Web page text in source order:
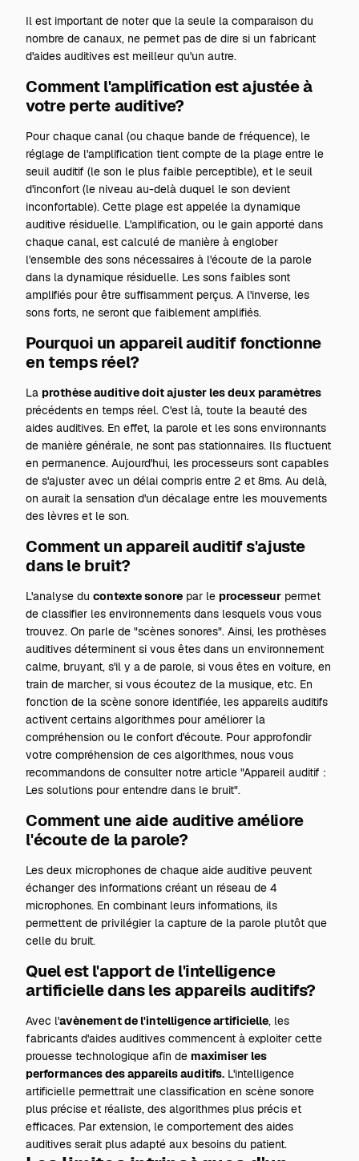
Il est important de noter que la seule la comparaison du
nombre de canaux, ne permet pas de dire si un fabricant
d'aides auditives est meilleur qu'un autre.
Comment l'amplification est ajustée à
votre perte auditive?
Pour chaque canal (ou chaque bande de fréquence), le
réglage de l'amplification tient compte de la plage entre le
seuil auditif (le son le plus faible perceptible), et le seuil
d'inconfort (le niveau au-delà duquel le son devient
inconfortable). Cette plage est appelée la dynamique
auditive résiduelle. L'amplification, ou le gain apporté dans
chaque canal, est calculé de manière à englober
l'ensemble des sons nécessaires à l'écoute de la parole
dans la dynamique résiduelle. Les sons faibles sont
amplifiés pour être suffisamment perçus. A l'inverse, les
sons forts, ne seront que faiblement amplifiés.
Pourquoi un appareil auditif fonctionne
en temps réel?
La prothèse auditive doit ajuster les deux paramètres
précédents en temps réel. C'est là, toute la beauté des
aides auditives. En effet, la parole et les sons environnants
de manière générale, ne sont pas stationnaires. Ils fluctuent
en permanence. Aujourd'hui, les processeurs sont capables
de s'ajuster avec un délai compris entre 2 et 8ms. Au delà,
on aurait la sensation d'un décalage entre les mouvements
des lèvres et le son.
Comment un appareil auditif s'ajuste
dans le bruit?
L'analyse ducontexte sonore par le processeur permet
de classifier les environnements dans lesquels vous vous
trouvez. On parle de "scènes sonores". Ainsi, les prothèses
auditives déterminent si vous êtes dans un environnement
calme, bruyant, s'il y a de parole, si vous êtes en voiture, en
train de marcher, si vous écoutez de la musique, etc. En
fonction de la scène sonore identifiée, les appareils auditifs
activent certains algorithmes pour améliorer la
compréhension ou le confort d'écoute. Pour approfondir
votre compréhension de ces algorithmes, nous vous
recommandons de consulter notre article"Appareil auditif :
Les solutions pour entendre dans le bruit".
Comment une aide auditive améliore
l'écoute de la parole?
Les deux microphones de chaque aide auditive peuvent
échanger des informations créant un réseau de 4
microphones. En combinant leurs informations, ils
permettent de privilégier la capture de la parole plutôt que
celle du bruit.
Quel est l'apport de l'intelligence
artificielle dans les appareils auditifs?
Avec l'avènement de l'intelligence artificielle, les
fabricants d'aides auditives commencent à exploiter cette
prouesse technologique afin de maximiser les
performances des appareils auditifs. L'intelligence
artificielle permettrait une classification en scène sonore
plus précise et réaliste, des algorithmes plus précis et
efficaces. Par extension, le comportement des aides
auditives serait plus adapté aux besoins du patient.